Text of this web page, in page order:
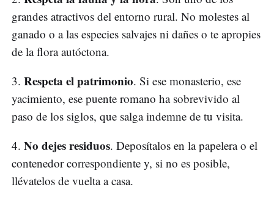
grandes atractivos del entorno rural. No molestes al
ganado o a las especies salvajes ni dañes o te apropies
de la flora autóctona.
3. Respeta el patrimonio. Si ese monasterio, ese
yacimiento, ese puente romano ha sobrevivido al
paso de los siglos, que salga indemne de tu visita.
4. No dejes residuos. Deposítalos en la papelera o el
contenedor correspondiente y, si no es posible,
llévatelos de vuelta a casa.